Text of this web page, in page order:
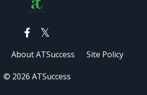
About ATSuccess Site Policy
© 2026 ATSuccess